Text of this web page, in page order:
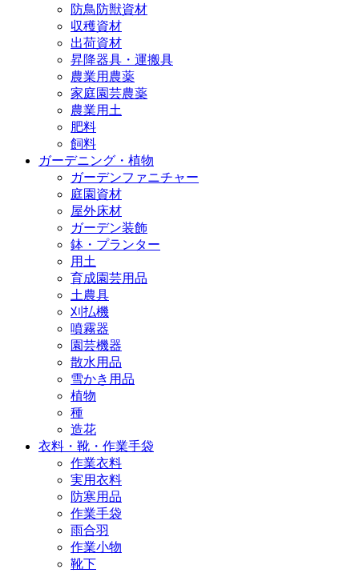
防鳥防獣資材
収穫資材
出荷資材
昇降器具・運搬具
農業用農薬
家庭園芸農薬
農業用土
肥料
飼料
ガーデニング・植物
ガーデンファニチャー
庭園資材
屋外床材
ガーデン装飾
鉢・プランター
用土
育成園芸用品
土農具
刈払機
噴霧器
園芸機器
散水用品
雪かき用品
植物
種
造花
衣料・靴・作業手袋
作業衣料
実用衣料
防寒用品
作業手袋
雨合羽
作業小物
靴下